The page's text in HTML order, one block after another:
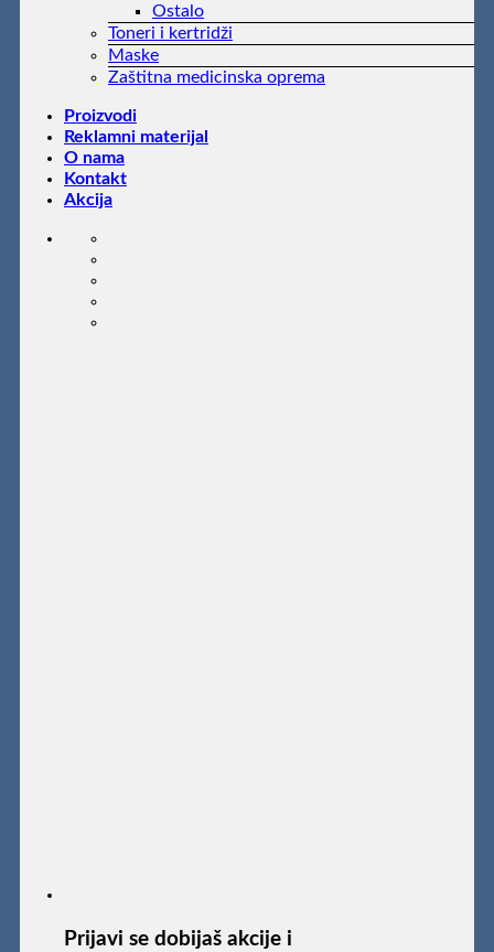
Ostalo
Toneri i kertridži
Maske
Zaštitna medicinska oprema
Proizvodi
Reklamni materijal
O nama
Kontakt
Akcija
Prijavi se dobijaš akcije i